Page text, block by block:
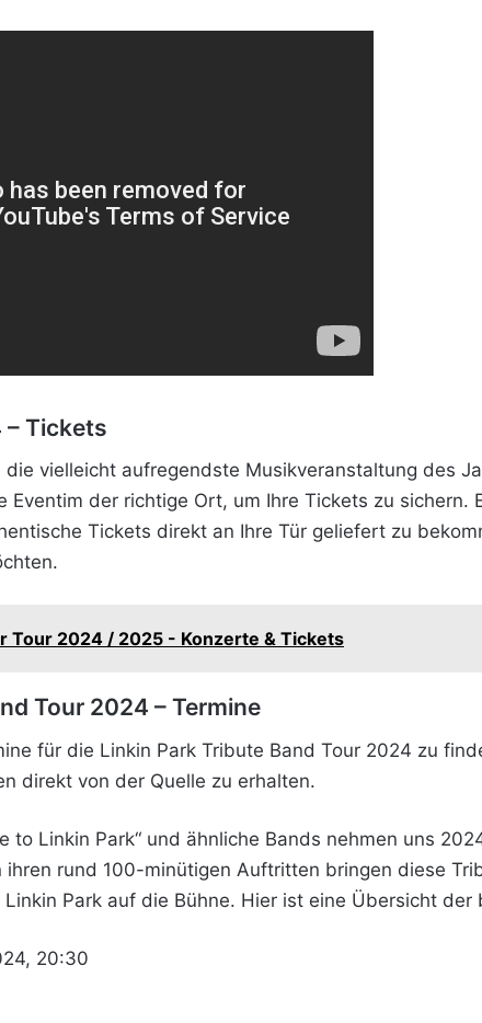
– Tickets
vielleicht aufregendste Musikveranstaltung des
der richtige Ort, um Ihre Tickets zu
Tickets direkt an Ihre Tür geliefert zu
Tour 2024 / 2025 - Konzerte & Tickets
Tour 2024 – Termine
für die Linkin Park Tribute Band Tour 2024 zu
direkt von der Quelle zu erhalten.
to Linkin Park“ und ähnliche Bands nehmen uns
ihren rund 100-minütigen Auftritten bringen diese
Park auf die Bühne. Hier ist eine Übersicht
20:30